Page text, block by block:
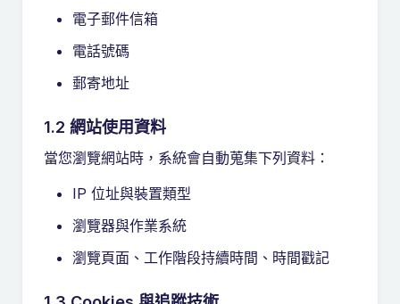
電子郵件信箱
電話號碼
郵寄地址
1.2 網站使用資料
當您瀏覽網站時，系統會自動蒐集下列資料：
IP 位址與裝置類型
瀏覽器與作業系統
瀏覽頁面、工作階段持續時間、時間戳記